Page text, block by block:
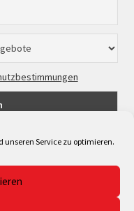
unseren Service zu optimieren.